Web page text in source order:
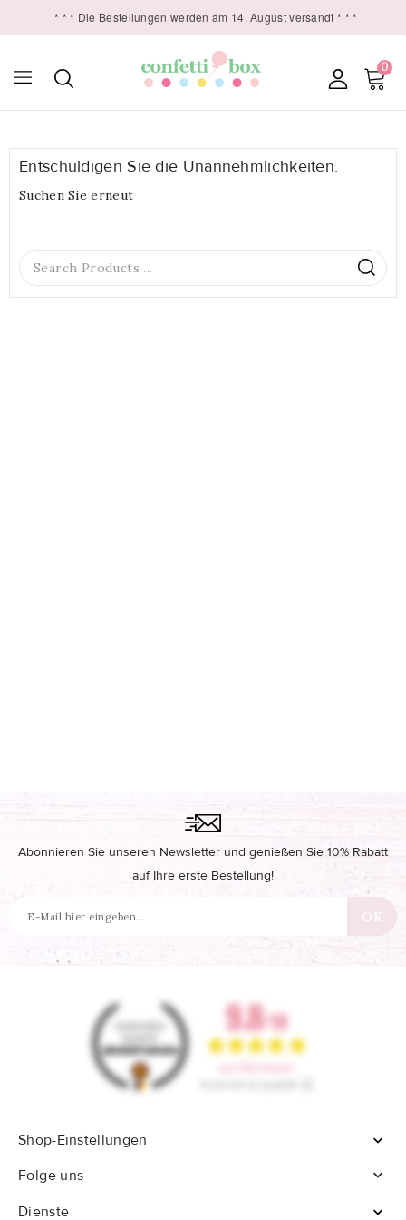
* * * Die Bestellungen werden am 14. August versandt * * *
0
Entschuldigen Sie die Unannehmlichkeiten.
Suchen Sie erneut
Abonnieren Sie unseren Newsletter und genießen Sie 10% Rabatt
auf Ihre erste Bestellung!
Shop-Einstellungen

Folge uns

Dienste
